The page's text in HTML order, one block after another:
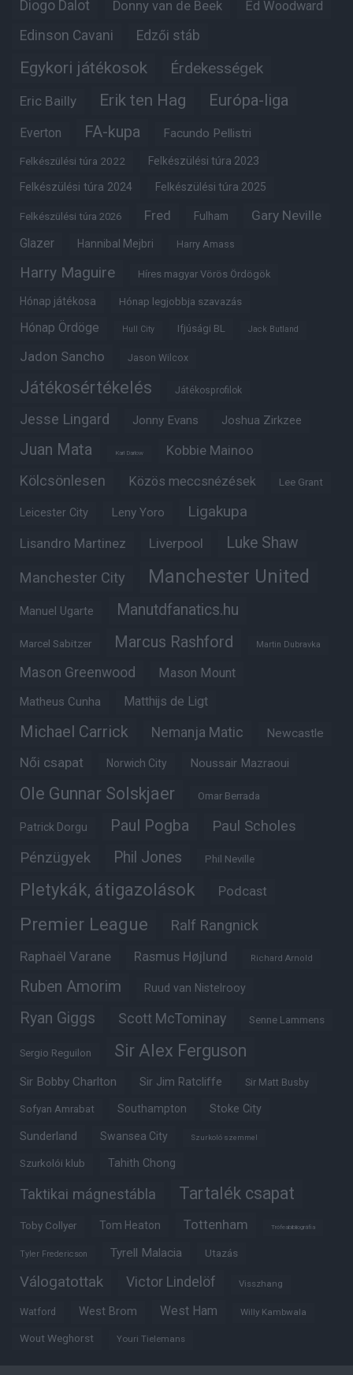
Diogo Dalot Donny van de Beek Ed Woodward
Edinson Cavani Edzői stáb
Egykori játékosok Érdekességek
Eric Bailly Erik ten Hag Európa-liga
Everton FA-kupa Facundo Pellistri
Felkészülési túra 2022 Felkészülési túra 2023
Felkészülési túra 2024 Felkészülési túra 2025
Felkészülési túra 2026 Fred Fulham Gary Neville
Glazer Hannibal Mejbri Harry Amass
Harry Maguire Híres magyar Vörös Ördögök
Hónap játékosa Hónap legjobbja szavazás
Hónap Ördöge Hull City Ifjúsági BL Jack Butland
Jadon Sancho Jason Wilcox
Játékosértékelés Játékosprofilok
Jesse Lingard Jonny Evans Joshua Zirkzee
Juan Mata Karl Darlow Kobbie Mainoo
Kölcsönlesen Közös meccsnézések Lee Grant
Leicester City Leny Yoro Ligakupa
Lisandro Martinez Liverpool Luke Shaw
Manchester City Manchester United
Manuel Ugarte Manutdfanatics.hu
Marcel Sabitzer Marcus Rashford Martin Dubravka
Mason Greenwood Mason Mount
Matheus Cunha Matthijs de Ligt
Michael Carrick Nemanja Matic Newcastle
Női csapat Norwich City Noussair Mazraoui
Ole Gunnar Solskjaer Omar Berrada
Patrick Dorgu Paul Pogba Paul Scholes
Pénzügyek Phil Jones Phil Neville
Pletykák, átigazolások Podcast
Premier League Ralf Rangnick
Raphaël Varane Rasmus Højlund Richard Arnold
Ruben Amorim Ruud van Nistelrooy
Ryan Giggs Scott McTominay Senne Lammens
Sergio Reguilon Sir Alex Ferguson
Sir Bobby Charlton Sir Jim Ratcliffe Sir Matt Busby
Sofyan Amrabat Southampton Stoke City
Sunderland Swansea City Szurkoló szemmel
Szurkolói klub Tahith Chong
Taktikai mágnestábla Tartalék csapat
Toby Collyer Tom Heaton Tottenham Trófeabibliográfia
Tyler Fredericson Tyrell Malacia Utazás
Válogatottak Victor Lindelöf Visszhang
Watford West Brom West Ham Willy Kambwala
Wout Weghorst Youri Tielemans